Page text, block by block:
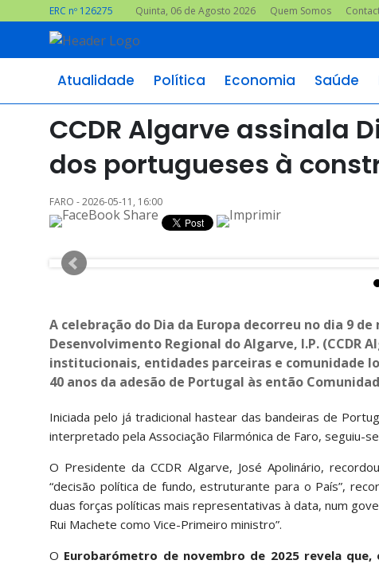
ERC nº 126275 Quinta, 06 de Agosto 2026 Quem Somos
Atualidade Política Economia Saúde
CCDR Algarve assinala
dos portugueses à
FARO - 2026-05-11, 16:00
A celebração do Dia da Europa decorreu no dia 9
Desenvolvimento Regional do Algarve, I.P. (CCDR
institucionais, entidades parceiras e comunidade
40 anos da adesão de Portugal às então
Iniciada pelo já tradicional hastear das bandeiras de
interpretado pela Associação Filarmónica de Faro, seguiu-
O Presidente da CCDR Algarve, José Apolinário,
“decisão política de fundo, estruturante para o País”,
duas forças políticas mais representativas à data, num
Rui Machete como Vice-Primeiro ministro”.
O Eurobarómetro de novembro de 2025 revela